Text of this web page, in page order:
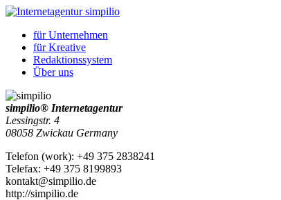
fürUnternehmen
fürKreative
Redaktionssystem
Über uns
simpilio® Internetagentur
Lessingstr. 4
08058 Zwickau Germany
Telefon (work): +49 375 2838241
Telefax: +49 375 8199893
kontakt@simpilio.de
http://simpilio.de